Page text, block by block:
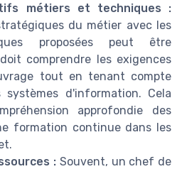
métiers et techniques :
du métier avec les
proposées peut être
doit comprendre les exigences
tout en tenant compte
systèmes d'information. Cela
approfondie des
formation continue dans les
: Souvent, un chef de